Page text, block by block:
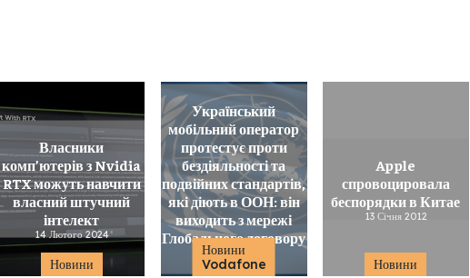
Новини
Власники
комп’ютерів з Nvidia
RTX можуть навчити
власний штучний
інтелект
14 Лютого 2024
Новини
Vodafone
Український
мобільний оператор
протестує проти
бездіяльності та
подвійних стандартів,
які діють в ООН: він
виходить з мережі
Глобального договору
ООН
9 Червня 2023 Новини
Apple
спровоцировала
беспорядки в Китае
13 Січня 2012